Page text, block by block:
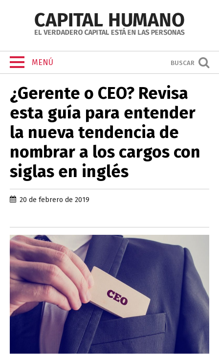
MENÚ BUSCAR
¿Gerente o CEO? Revisa
esta guía para entender
la nueva tendencia de
nombrar a los cargos con
siglas en inglés
20 de febrero de 2019